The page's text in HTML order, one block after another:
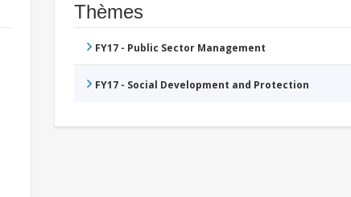
Thèmes
FY17 - Public Sector Management
FY17 - Social Development and Protection